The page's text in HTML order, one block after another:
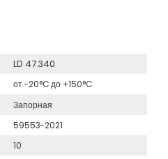
LD 47.340
от -20°C до +150°C
Запорная
59553-2021
10